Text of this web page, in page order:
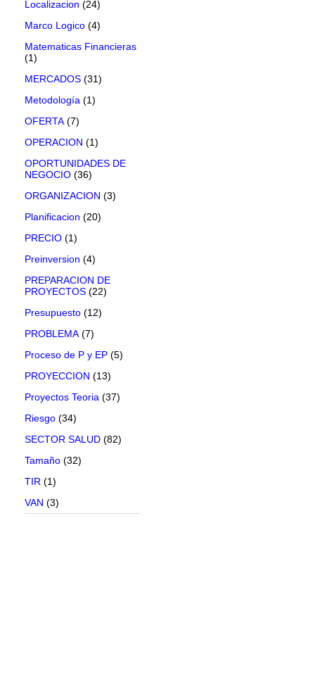
Localizacion (24)
Marco Logico (4)
Matematicas Financieras
(1)
MERCADOS (31)
Metodología (1)
OFERTA (7)
OPERACION (1)
OPORTUNIDADES DE
NEGOCIO (36)
ORGANIZACION (3)
Planificacion (20)
PRECIO (1)
Preinversion (4)
PREPARACION DE
PROYECTOS (22)
Presupuesto (12)
PROBLEMA (7)
Proceso de P y EP (5)
PROYECCION (13)
Proyectos Teoria (37)
Riesgo (34)
SECTOR SALUD (82)
Tamaño (32)
TIR (1)
VAN (3)